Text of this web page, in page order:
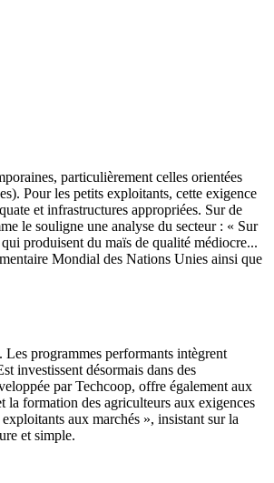
particulièrement celles orientées
Pour les petits exploitants, cette exigence
et infrastructures appropriées. Sur de
le souligne une analyse du secteur : « Sur
produisent du maïs de qualité médiocre...
Mondial des Nations Unies ainsi que
programmes performants intègrent
investissent désormais dans des
par Techcoop, offre également aux
la formation des agriculteurs aux exigences
aux marchés », insistant sur la
et simple.